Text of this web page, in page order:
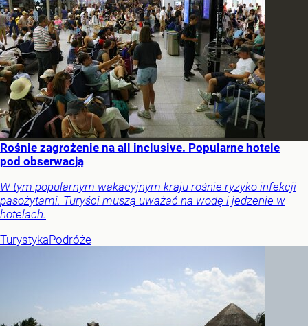
Rośnie zagrożenie na all inclusive. Popularne hotele
pod obserwacją
W tym popularnym wakacyjnym kraju rośnie ryzyko infekcji
pasożytami. Turyści muszą uważać na wodę i jedzenie w
hotelach.
TurystykaPodróże